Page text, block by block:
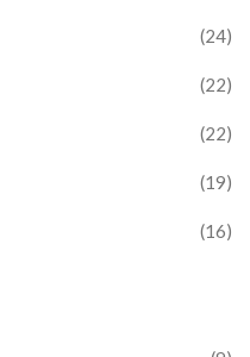
(24)
(22)
(22)
(19)
(16)